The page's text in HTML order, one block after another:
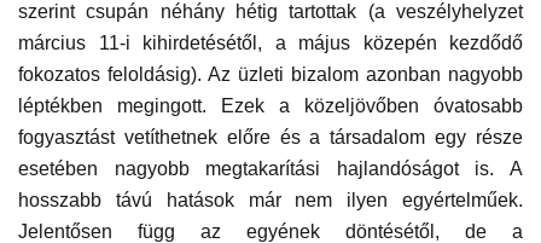
szerint csupán néhány hétig tartottak (a veszélyhelyzet
március 11-i kihirdetésétől, a május közepén kezdődő
fokozatos feloldásig). Az üzleti bizalom azonban nagyobb
léptékben megingott. Ezek a közeljövőben óvatosabb
fogyasztást vetíthetnek előre és a társadalom egy része
esetében nagyobb megtakarítási hajlandóságot is. A
hosszabb távú hatások már nem ilyen egyértelműek.
Jelentősen függ az egyének döntésétől, de a